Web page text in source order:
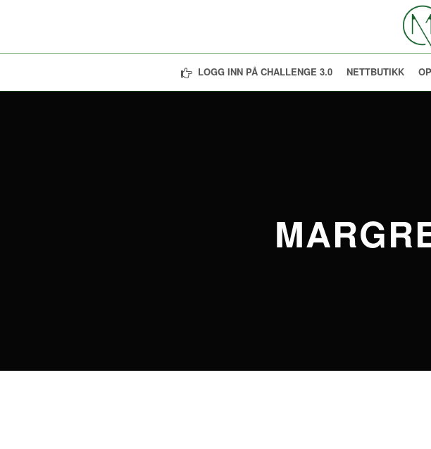
LOGG INN PÅ CHALLENGE 3.0 NETTBUTIKK